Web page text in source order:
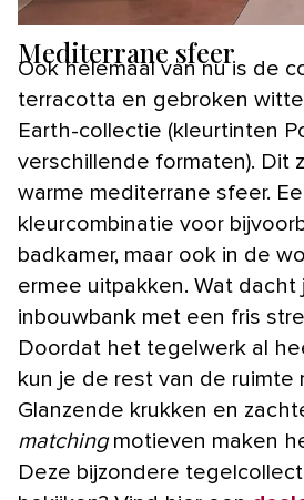
Mediterrane sfeer
Ook helemaal van nu is de
terracotta en gebroken
Earth-collectie (kleurtinten
verschillende formaten). Dit
warme mediterrane sfeer.
kleurcombinatie voor
badkamer, maar ook in de
ermee uitpakken. Wat dacht
inbouwbank met een fris
Doordat het tegelwerk al
kun je de rest van de ruimte
Glanzende krukken en
matching motieven maken
Deze bijzondere